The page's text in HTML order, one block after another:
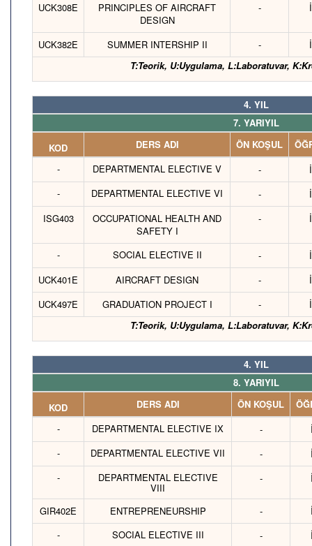
UCK308E
PRINCIPLES OF AIRCRAFT
DESIGN
-
UCK382E SUMMER INTERSHIP II -
T:Teorik, U:Uygulama, L:Laboratuvar,
4. YIL
7. YARIYIL
KOD
DERS ADI ÖN KOŞUL
-
DEPARTMENTAL ELECTIVE V -
-
DEPARTMENTAL ELECTIVE VI -
ISG403
OCCUPATIONAL HEALTH AND
SAFETY I
-
- SOCIAL ELECTIVE II -
UCK401E
AIRCRAFT DESIGN -
UCK497E
GRADUATION PROJECT I -
T:Teorik, U:Uygulama, L:Laboratuvar,
4. YIL
8. YARIYIL
KOD
DERS ADI ÖN KOŞUL
-
DEPARTMENTAL ELECTIVE IX -
-
DEPARTMENTAL ELECTIVE VII -
-
DEPARTMENTAL ELECTIVE
VIII
-
GIR402E ENTREPRENEURSHIP -
-
SOCIAL ELECTIVE III -